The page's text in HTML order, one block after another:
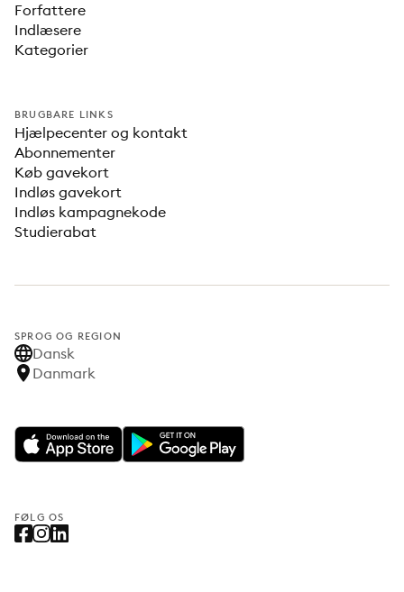
Forfattere
Indlæsere
Kategorier
BRUGBARE LINKS
Hjælpecenter og kontakt
Abonnementer
Køb gavekort
Indløs gavekort
Indløs kampagnekode
Studierabat
SPROG OG REGION
Dansk
Danmark
FØLG OS